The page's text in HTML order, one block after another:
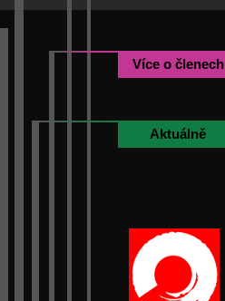
Aktuálně
Více o členech